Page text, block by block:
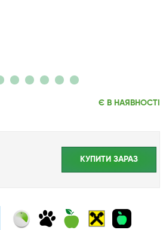
Є В НАЯВНОСТІ
КУПИТИ ЗАРАЗ